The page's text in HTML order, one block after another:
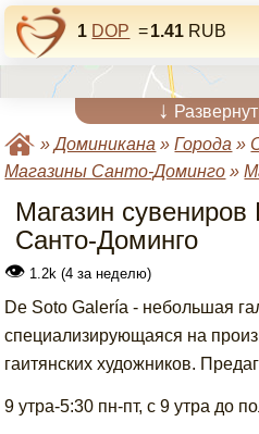
1 DOP =1.41 RUB
↓
»Доминикана »Города »
Магазины Санто-Доминго »
Магазин
Санто-Доминго
👁 1.2k (4 за неделю)
De Soto Galería - небольшая
специализирующаяся на
гаитянских художников.
9 утра-5:30 пн-пт, с 9 утра до